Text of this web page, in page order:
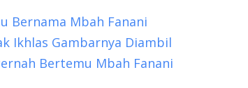
Bernama Mbah Fanani
Ikhlas Gambarnya Diambil
Bertemu Mbah Fanani